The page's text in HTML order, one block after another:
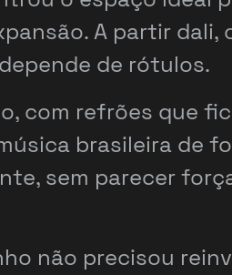
A partir dali,
de rótulos.
com refrões que
brasileira de
sem parecer
não precisou